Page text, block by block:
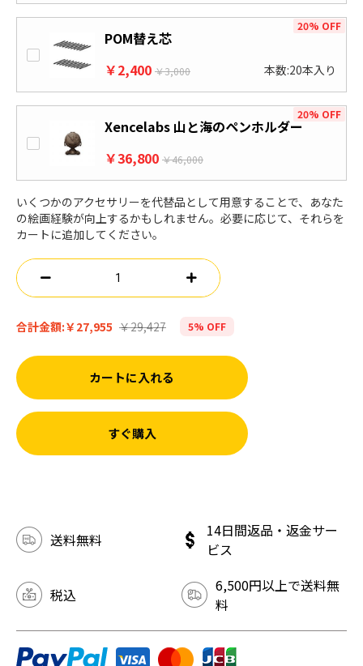
20% OFF
POM替え芯
￥2,400 ￥3,000 本数:20本入り
20% OFF
Xencelabs 山と海のペンホルダー
￥36,800 ￥46,000
いくつかのアクセサリーを代替品として用意することで、あなた
の絵画経験が向上するかもしれません。必要に応じて、それらを
カートに追加してください。
合計金額:￥27,955 ￥29,427 5% OFF
カートに入れる
すぐ購入
送料無料
14日間返品・返金サー
ビス
税込
6,500円以上で送料無
料